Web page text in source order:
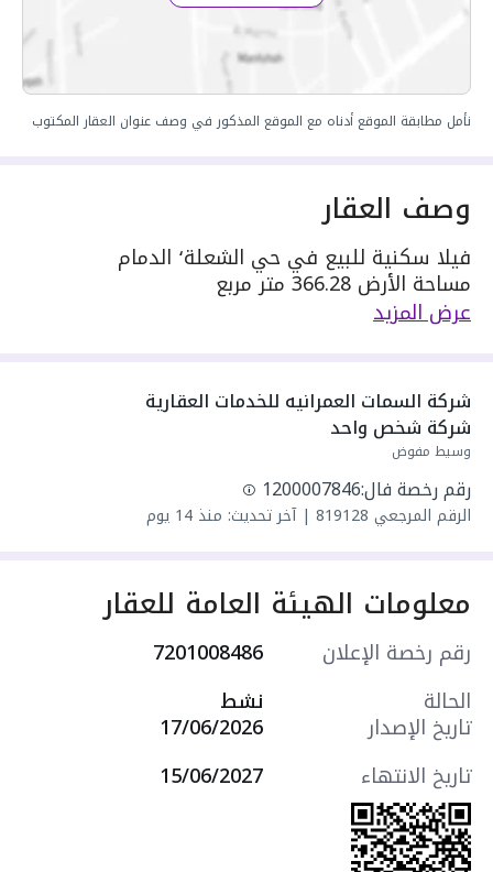
نأمل مطابقة الموقع أدناه مع الموقع المذكور في وصف عنوان العقار المكتوب
وصف العقار
فيلا سكنية للبيع في حي الشعلة٬ الدمام
مساحة الأرض 366.28 متر مربع
يحدها 1 شارع: جنوبية٬ بعرض 15 م
مكونة من: 5 غرف
واصل مياه
سنة البناء: 2026
سعرها 1900000 ر.س
عرض المزيد
شركة شخص واحد
وسيط مفوض
رقم رخصة فال:1200007846
الرقم المرجعي 819128
|آخر تحديث: منذ 14 يوم
معلومات الهيئة العامة للعقار
رقم رخصة الإعلان
7201008486
الحالة
نشط
تاريخ الإصدار
17/06/2026
تاريخ الانتهاء
15/06/2027